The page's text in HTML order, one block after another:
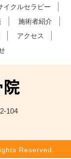
イクルセラピー
施術者紹介
アクセス
104
Reserved.